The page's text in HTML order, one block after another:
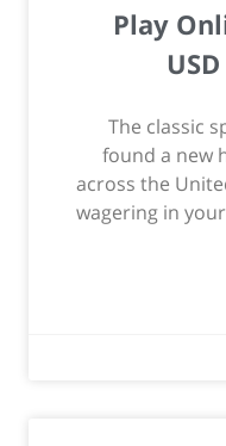
Play
The classic
found a new
across the
wagering in